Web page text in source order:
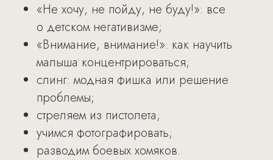
«Не хочу, не пойду, не буду!»: все
о детском негативизме;
«Внимание, внимание!»: как научить
малыша концентрироваться;
слинг: модная фишка или решение
проблемы;
стреляем из пистолета;
учимся фотографировать;
разводим боевых хомяков.